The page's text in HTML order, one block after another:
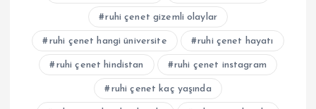
ruhi çenet gizemli olaylar
ruhi çenet hangi üniversite ruhi çenet hayatı
ruhi çenet hindistan ruhi çenet instagram
ruhi çenet kaç yaşında